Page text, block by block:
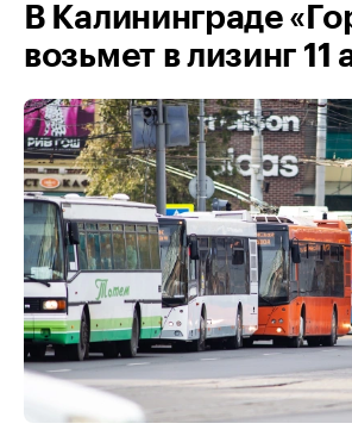
В Калининграде
возьмет в лизинг 11